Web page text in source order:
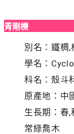
青剛櫟
別名：鐵椆,
學名：
科名：殼斗
原產地：中
生長期：春,
常綠喬木